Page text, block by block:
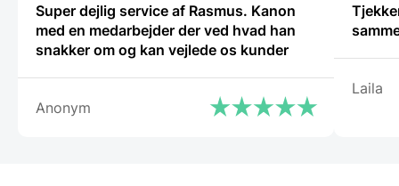
Super dejlig service af Rasmus. Kanon
med en medarbejder der ved hvad han
snakker om og kan vejlede os kunder
Anonym
Laila